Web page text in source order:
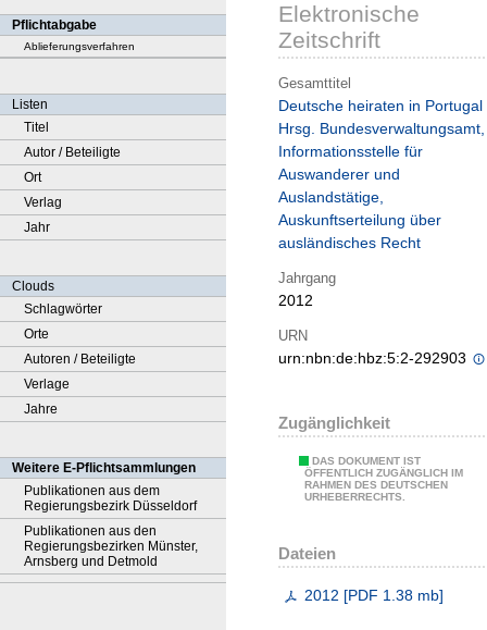
Pflichtabgabe
Ablieferungsverfahren
Listen
Titel
Autor / Beteiligte
Ort
Verlag
Jahr
Clouds
Schlagwörter
Orte
Autoren / Beteiligte
Verlage
Jahre
Weitere E-Pflichtsammlungen
Publikationen aus dem
Regierungsbezirk Düsseldorf
Publikationen aus den
Regierungsbezirken Münster,
Arnsberg und Detmold
Elektronische
Zeitschrift
Gesamttitel
Deutsche heiraten in Portugal
Hrsg. Bundesverwaltungsamt,
Informationsstelle für
Auswanderer und
Auslandstätige,
Auskunftserteilung über
ausländisches Recht
Jahrgang
2012
URN
urn:nbn:de:hbz:5:2-292903
Zugänglichkeit
DAS DOKUMENT IST
ÖFFENTLICH ZUGÄNGLICH IM
RAHMEN DES DEUTSCHEN
URHEBERRECHTS.
Dateien
2012 [PDF 1.38 mb]